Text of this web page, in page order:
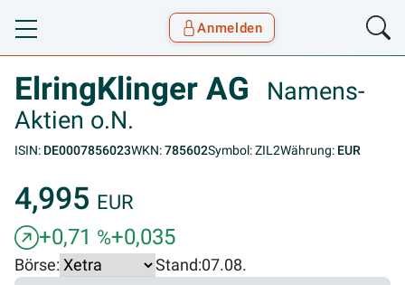
Toggle navigation
Anmelden
ElringKlinger AG
Namens-
Aktien o.N.
ISIN: DE0007856023WKN:785602Symbol: ZIL2Währung: EUR
4,995 EUR
+0,71 %+0,035
Börse: Stand:07.08.